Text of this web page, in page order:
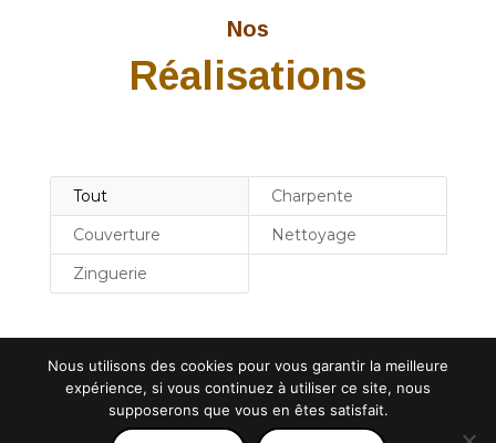
Nos
Réalisations
Tout
Charpente
Couverture
Nettoyage
Zinguerie
Nous utilisons des cookies pour vous garantir la meilleure
expérience, si vous continuez à utiliser ce site, nous
supposerons que vous en êtes satisfait.